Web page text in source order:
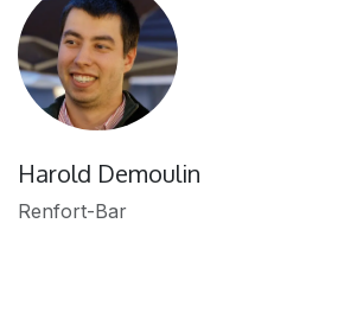
Harold Demoulin
Renfort-Bar